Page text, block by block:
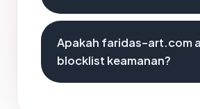
Apakah faridas-art.com
blocklist keamanan?